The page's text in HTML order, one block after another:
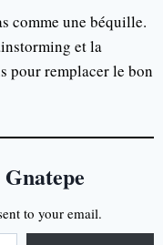
comme une béquille.
et la
pour remplacer le bon
to your email.